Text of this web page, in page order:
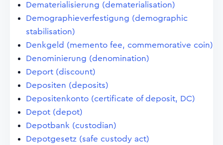
Dematerialisierung (dematerialisation)
Demographieverfestigung (demographic
stabilisation)
Denkgeld (memento fee, commemorative coin)
Denominierung (denomination)
Deport (discount)
Depositen (deposits)
Depositenkonto (certificate of deposit, DC)
Depot (depot)
Depotbank (custodian)
Depotgesetz (safe custody act)